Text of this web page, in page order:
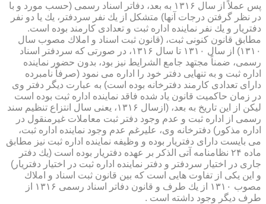
پس عملاً از سال ۱۳۱۶ به بعد، دفاتر اسناد رسمی (حسب مورد و با
در نظر گرفتن درجات آنها) متشكل از یك نفر سردفتر، یك یا دو نفر
دفتریار و یك نفر نماینده اداره ثبت و تعدادی كارمند بوده است.
مطابق قانون كنونی ثبت، (قانون ثبت اسناد و املاك مصوب سال
۱۳۱۰) از سال ۱۳۱۰ تا سال ۱۳۱۶، در صورتی كه سردفتر اسناد
رسمی، ضمناً مجتهد جامع الشرایط نیز بود، بدون حضور نماینده
اداره ثبت و به تنهایی دفتر خود را اداره می نمود (صرفاً نامبرده
دارای تعدادی كارمند دفترخانه بوده است) به عبارت دیگر دفتر وی
در زمان حاكمیت قانون یاد شده فاقد نماینده اداره ثبت بوده است
لیكن از این تاریخ به بعد، (ازسال ۱۳۱۶، یعنی سال انتزاع تنظیم سند
رسمی از اداره ثبت و عدم وجود دفتر ثبت معاملات غیرمنقول در
اداره مذكور) دفترخانه وی، علیرغم عدم وجود نماینده اداره ثبت،
می بایست دارای دفتریار بوده و وظیفه نماینده اداره ثبت نیز مطابق
ماده ۲۴ نظامنامه آتی الذكر بر عهده دفتریار بوده است (یك دفتر
جاری در اختیار سردفتر و دفتر نماینده اداره ثبت در اختیار دفتریار)
و این یكی از تفاوت هایی است كه بین قانون ثبت اسناد و املاك
مصوب ۱۳۱۰ از یك طرف و قانون دفاتر اسناد رسمی ۱۳۱۶ از
طرف دیگر وجود داشته است .